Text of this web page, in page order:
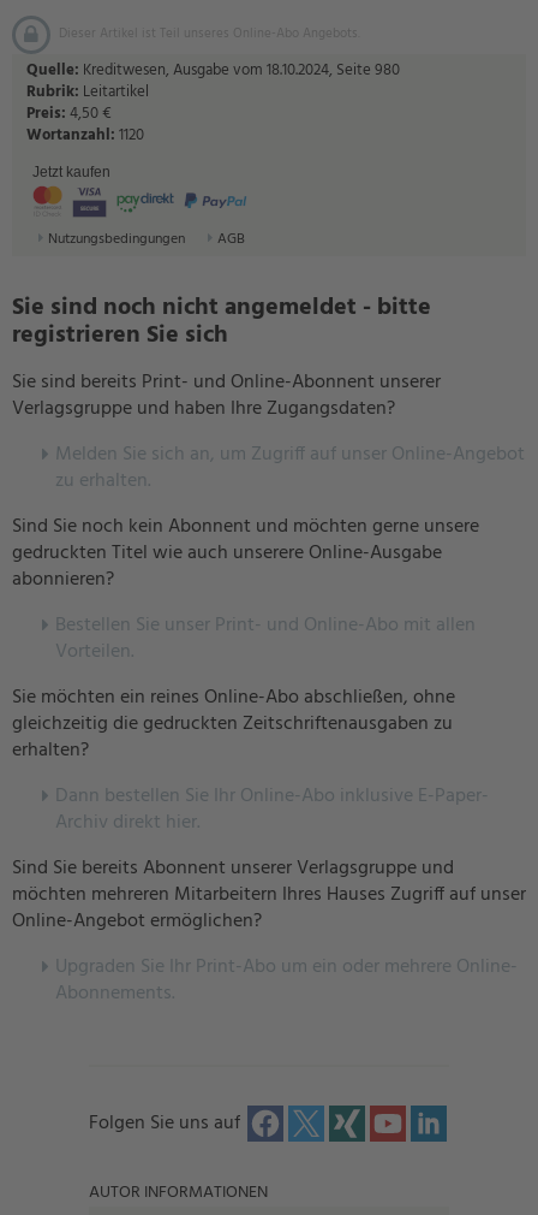
Dieser Artikel ist Teil unseres Online-Abo Angebots.
Quelle: Kreditwesen, Ausgabe vom 18.10.2024, Seite 980
Rubrik: Leitartikel
Preis:4,50 €
Wortanzahl:1120
Jetzt kaufen
Nutzungsbedingungen AGB
Sie sind noch nicht angemeldet - bitte
registrieren Sie sich
Sie sind bereits Print- und Online-Abonnent unserer
Verlagsgruppe und haben Ihre Zugangsdaten?
Melden Sie sich an, um Zugriff auf unser Online-Angebot
zu erhalten.
Sind Sie noch kein Abonnent und möchten gerne unsere
gedruckten Titel wie auch unserere Online-Ausgabe
abonnieren?
Bestellen Sie unser Print- und Online-Abo mit allen
Vorteilen.
Sie möchten ein reines Online-Abo abschließen, ohne
gleichzeitig die gedruckten Zeitschriftenausgaben zu
erhalten?
Dann bestellen Sie Ihr Online-Abo inklusive E-Paper-
Archiv direkt hier.
Sind Sie bereits Abonnent unserer Verlagsgruppe und
möchten mehreren Mitarbeitern Ihres Hauses Zugriff auf unser
Online-Angebot ermöglichen?
Upgraden Sie Ihr Print-Abo um ein oder mehrere Online-
Abonnements.
Folgen Sie uns auf
AUTOR INFORMATIONEN